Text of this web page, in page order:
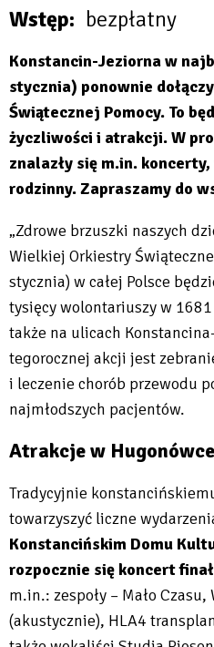
Wstęp
bezpłatny
Konstancin-Jeziorna w
stycznia) ponownie
Świątecznej Pomocy. To
życzliwości i atrakcji. W
znalazły się m.in.
rodzinny. Zapraszamy do
„Zdrowe brzuszki naszych
Wielkiej Orkiestry
stycznia) w całej Polsce
tysięcy wolontariuszy w
także na ulicach
tegorocznej akcji jest
i leczenie chorób przewodu
najmłodszych pacjentów.
Atrakcje w Hugonówce
Tradycyjnie
towarzyszyć liczne
Konstancińskim Domu
rozpocznie się koncert
m.in.: zespoły – Mało
(akustycznie), HLA4